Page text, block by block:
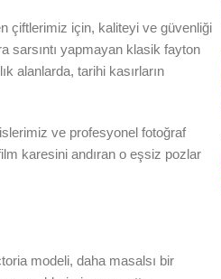
çiftlerimiz için, kaliteyi ve güvenliği
sarsıntı yapmayan klasik fayton
alanlarda, tarihi kasırların
ve profesyonel fotoğraf
karesini andıran o eşsiz pozlar
modeli, daha masalsı bir